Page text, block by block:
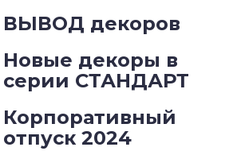
ВЫВОД декоров
Новые декоры в
серии СТАНДАРТ
Корпоративный
отпуск 2024